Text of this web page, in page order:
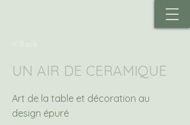
UN AIR DE CERAMIQUE
Art de la table et décoration au
design épuré